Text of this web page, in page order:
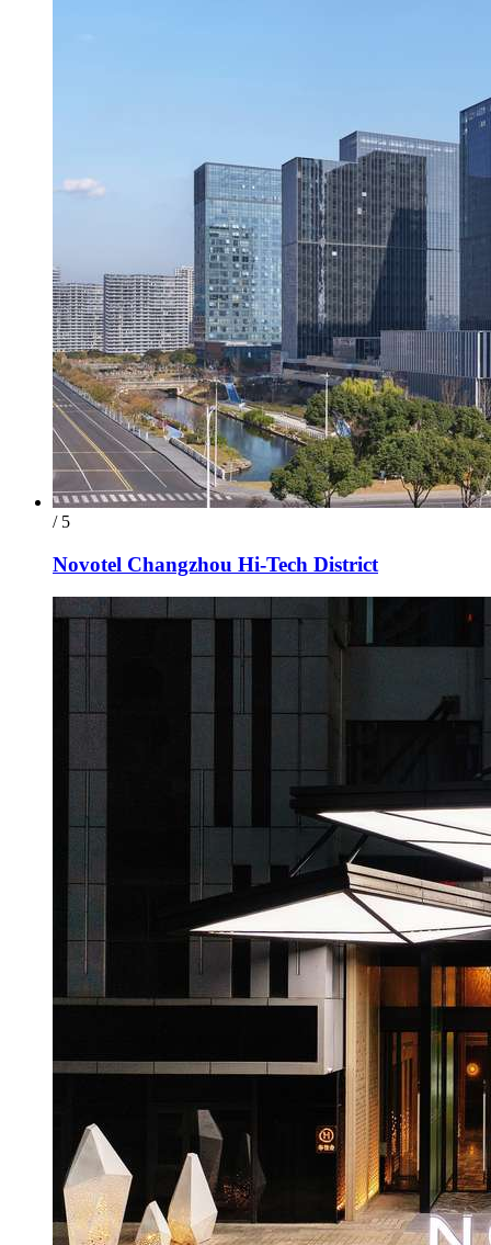
/ 5
Novotel Changzhou Hi-Tech District